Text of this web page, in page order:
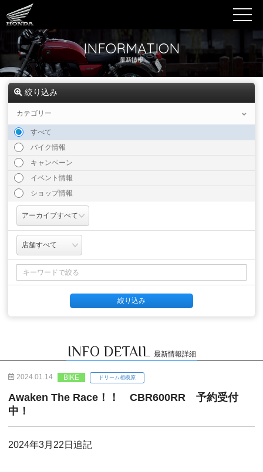
INFORMATION
最新情報
絞り込み
カテゴリー
すべて
バイク情報
キャンペーン
イベント情報
ショップ情報
INFO DETAIL 最新情報詳細
2024.01.14 BIKE ドリーム相模原
Awaken The Race！！ CBR600RR 予約受付
中！
2024年3月22日追記